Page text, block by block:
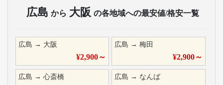
広島 から 大阪 の各地域への最安値/格安一覧
広島 → 大阪
¥2,900～
広島 →梅田
¥2,900～
広島 → 心斎橋 広島 → なんば